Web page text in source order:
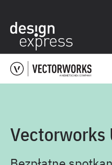
Vectorworks